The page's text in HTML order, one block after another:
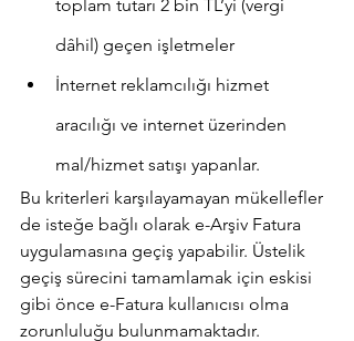
toplam tutarı 2 bin TL’yi (vergi
dâhil) geçen işletmeler
İnternet reklamcılığı hizmet
aracılığı ve internet üzerinden
mal/hizmet satışı yapanlar.
Bu kriterleri karşılayamayan mükellefler
de isteğe bağlı olarak e-Arşiv Fatura
uygulamasına geçiş yapabilir. Üstelik
geçiş sürecini tamamlamak için eskisi
gibi önce e-Fatura kullanıcısı olma
zorunluluğu bulunmamaktadır.